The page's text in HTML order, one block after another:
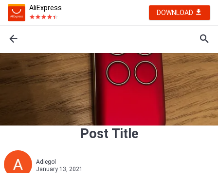
AliExpress
DOWNLOAD
Post Title
Adiegol
January 13, 2021